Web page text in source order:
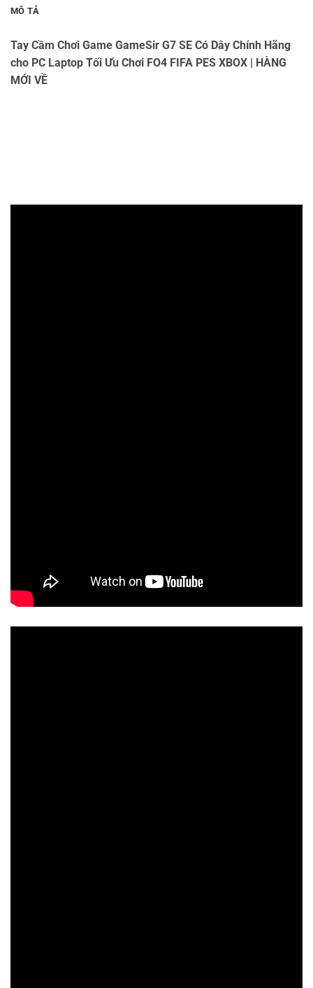
MÔ TẢ
Tay Cầm Chơi Game GameSir G7 SE Có Dây Chính Hãng
cho PC Laptop Tối Ưu Chơi FO4 FIFA PES XBOX | HÀNG
MỚI VỀ